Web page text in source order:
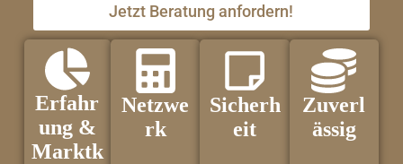
Jetzt Beratung anfordern!
Erfahr
ung &
Marktk
Netzwe
rk
Sicherh
eit
Zuverl
ässig